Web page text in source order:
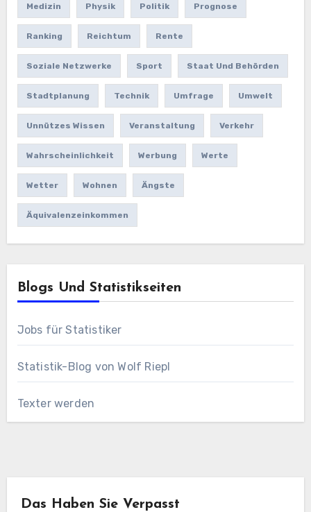
Medizin Physik Politik Prognose
Ranking Reichtum Rente
Soziale Netzwerke Sport Staat Und Behörden
Stadtplanung Technik Umfrage Umwelt
Unnützes Wissen Veranstaltung Verkehr
Wahrscheinlichkeit Werbung Werte
Wetter Wohnen Ängste
Äquivalenzeinkommen
Blogs Und Statistikseiten
Jobs für Statistiker
Statistik-Blog von Wolf Riepl
Texter werden
Das Haben Sie Verpasst